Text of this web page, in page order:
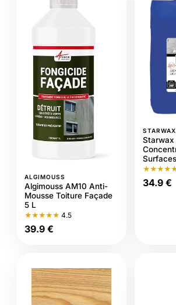
ALGIMOUSS
Algimouss AM10 Anti-
Mousse Toiture Façade
5 L
★★★★★ 4.5
39.9 €
STARWAX
34.9 €